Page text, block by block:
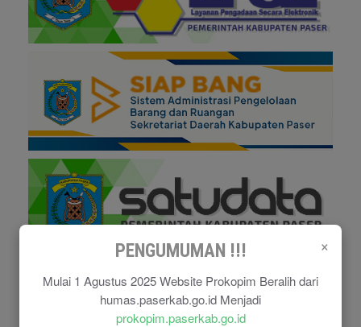
×
PENGUMUMAN !!!
Mulai 1 Agustus 2025 Website Prokopim Beralih dari
humas.paserkab.go.id Menjadi
prokopim.paserkab.go.id